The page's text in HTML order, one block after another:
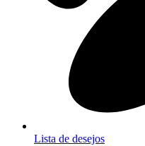
Lista de desejos